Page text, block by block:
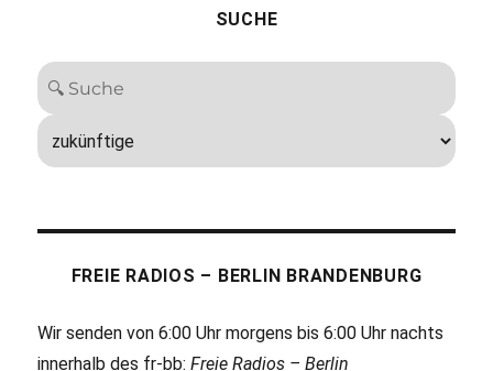
SUCHE
FREIE RADIOS – BERLIN BRANDENBURG
Wir senden von 6:00 Uhr morgens bis 6:00 Uhr nachts
innerhalb des fr-bb:Freie Radios – Berlin